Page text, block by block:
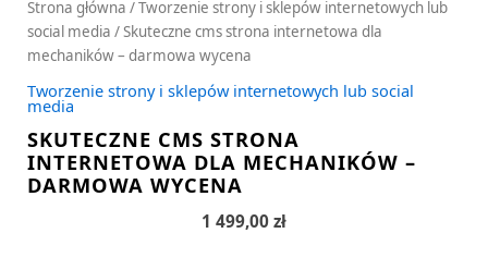
Strona główna /Tworzenie strony i sklepów internetowych lub
social media / Skuteczne cms strona internetowa dla
mechaników – darmowa wycena
Tworzenie strony i sklepów internetowych lub social
media
SKUTECZNE CMS STRONA
INTERNETOWA DLA MECHANIKÓW –
DARMOWA WYCENA
1 499,00 zł